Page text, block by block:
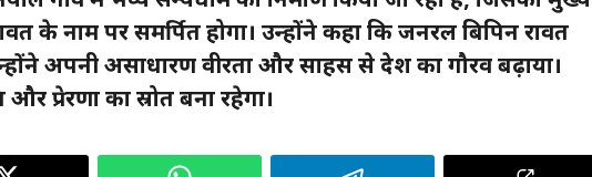
के नाम पर समर्पित होगा। उन्होंने कहा कि जनरल बिपिन रावत
अपनी असाधारण वीरता और साहस से देश का गौरव बढ़ाया।
प्रेरणा का स्रोत बना रहेगा।